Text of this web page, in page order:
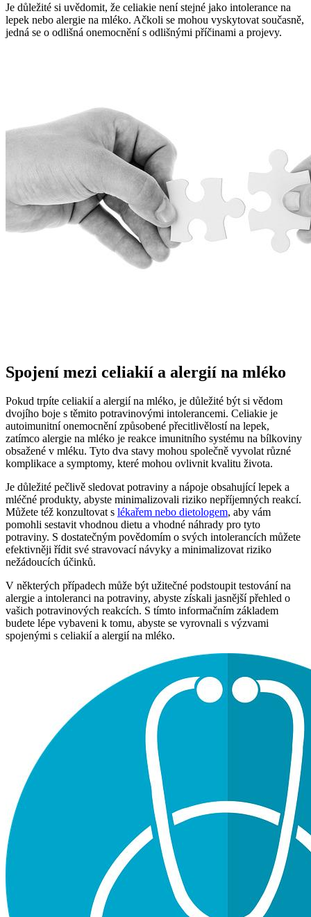
Je důležité si uvědomit, že celiakie není stejné jako intolerance na
lepek nebo alergie na mléko. Ačkoli se mohou vyskytovat současně,
jedná se o odlišná onemocnění s odlišnými příčinami a projevy.
Spojení mezi celiakií a alergií na mléko
Pokud trpíte celiakií a alergií na mléko, je důležité být si vědom
dvojího boje s těmito potravinovými intolerancemi. Celiakie je
autoimunitní onemocnění způsobené přecitlivělostí na lepek,
zatímco alergie na mléko je reakce imunitního systému na bílkoviny
obsažené v mléku. Tyto dva stavy mohou společně vyvolat různé
komplikace a symptomy, které mohou ovlivnit kvalitu života.
Je důležité pečlivě sledovat potraviny a nápoje obsahující lepek a
mléčné produkty, abyste minimalizovali riziko nepříjemných reakcí.
Můžete též konzultovat s lékařem nebo dietologem, aby vám
pomohli sestavit vhodnou dietu a vhodné náhrady pro tyto
potraviny. S dostatečným povědomím o svých intolerancích můžete
efektivněji řídit své stravovací návyky a minimalizovat riziko
nežádoucích účinků.
V některých případech může být užitečné podstoupit testování na
alergie a intoleranci na potraviny, abyste získali jasnější přehled o
vašich potravinových reakcích. S tímto informačním základem
budete lépe vybaveni k tomu, abyste se vyrovnali s výzvami
spojenými s celiakií a alergií na mléko.